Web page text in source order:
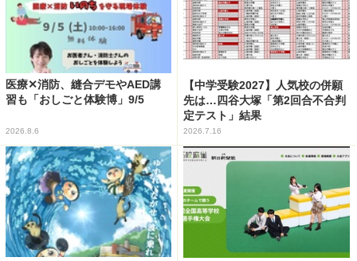
医療✕消防、縫合デモやAED講
習も「おしごと体験博」9/5
2026.8.6
【中学受験2027】人気校の併願
先は…四谷大塚「第2回合不合判
定テスト」結果
2026.7.16